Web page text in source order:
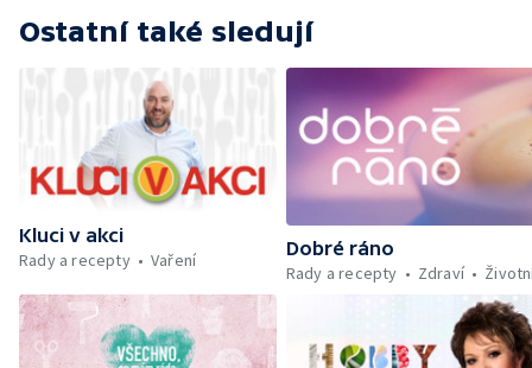
Ostatní také sledují
Kluci v akci
Rady a recepty
Vaření
Dobré ráno
Rady a recepty
Zdraví